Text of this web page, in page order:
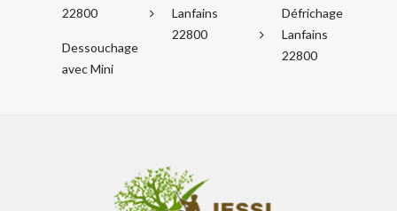
22800
Dessouchage
avec Mini
Lanfains
22800
Défrichage
Lanfains
22800